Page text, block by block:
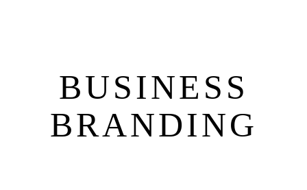
BUSINESS
BRANDING